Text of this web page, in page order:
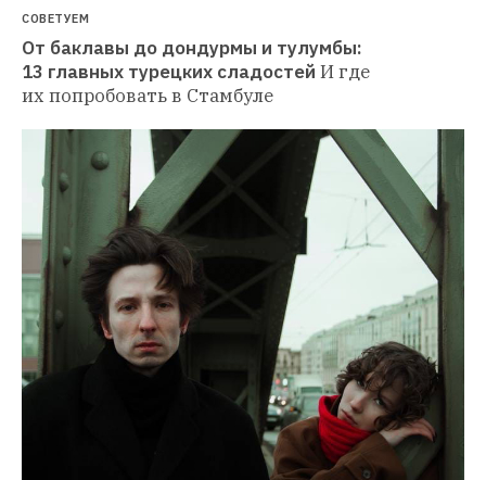
СОВЕТУЕМ
От баклавы до дондурмы и тулумбы:
13 главных турецких сладостей И где
их попробовать в Стамбуле